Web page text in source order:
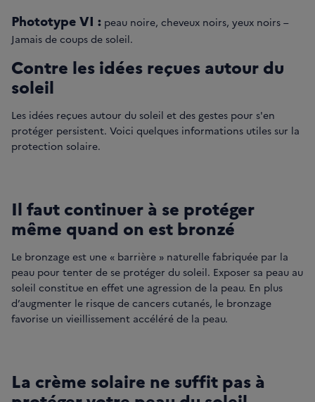
Phototype VI : peau noire, cheveux noirs, yeux noirs –
Jamais de coups de soleil.
Contre les idées reçues autour du
soleil
Les idées reçues autour du soleil et des gestes pour s'en
protéger persistent. Voici quelques informations utiles sur la
protection solaire.
Il faut continuer à se protéger
même quand on est bronzé
Le bronzage est une « barrière » naturelle fabriquée par la
peau pour tenter de se protéger du soleil. Exposer sa peau au
soleil constitue en effet une agression de la peau. En plus
d’augmenter le risque de cancers cutanés, le bronzage
favorise un vieillissement accéléré de la peau.
La crème solaire ne suffit pas à